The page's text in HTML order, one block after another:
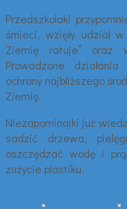
Przedszkolaki
śmieci, wzięły udział
Ziemię ratuje” oraz
Prowadzone
ochrony najbliższego
Ziemię.
Niezapominajki już
sadzić drzewa,
oszczędzać wodę i
zużycie plastiku.